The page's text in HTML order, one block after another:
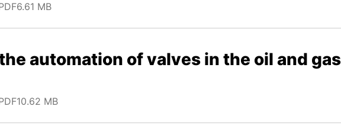
6.61 MB
automation of valves in the oil and
10.62 MB